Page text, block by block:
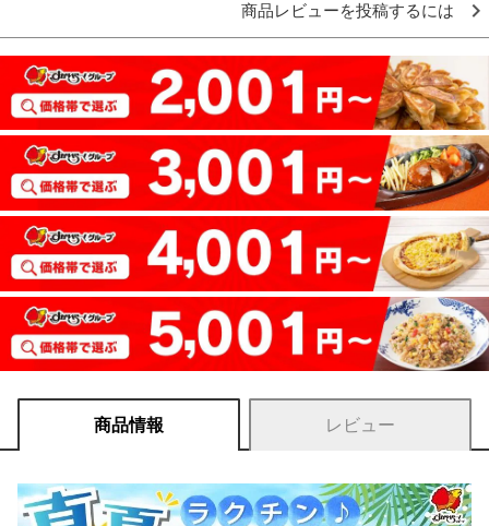
商品レビューを投稿するには
商品情報 レビュー